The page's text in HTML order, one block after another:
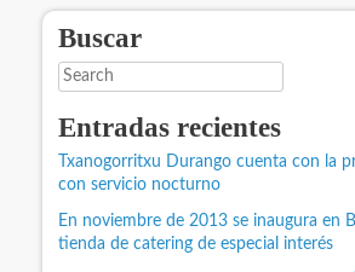
Buscar
Search
Entradas recientes
Txanogorritxu Durango cuenta con la
con servicio nocturno
En noviembre de 2013 se inaugura en
tienda de catering de especial interés